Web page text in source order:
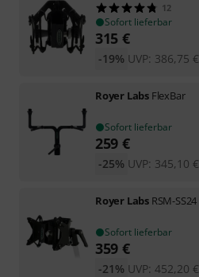
12
Sofort lieferbar
315 €
UVP: 386,75 €
-19%
Royer Labs FlexBar
Sofort lieferbar
259 €
UVP: 345,10 €
-25%
Royer Labs RSM-SS24
Sofort lieferbar
359 €
UVP: 452,20 €
-21%